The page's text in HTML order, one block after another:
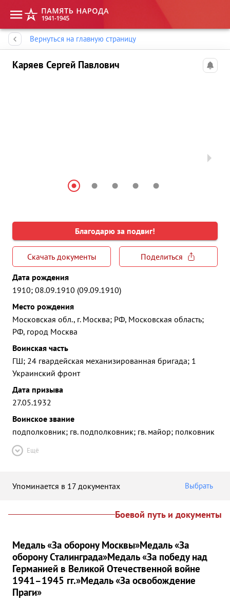
Вернуться на главную страницу
Каряев Сергей Павлович
Благодарю за подвиг!
Скачать документы
Поделиться
Дата рождения
1910; 08.09.1910 (09.09.1910)
Место рождения
Московская обл., г. Москва; РФ, Московская область;
РФ, город Москва
Воинская часть
ГШ; 24 гвардейская механизированная бригада; 1
Украинский фронт
Дата призыва
27.05.1932
Воинское звание
подполковник; гв. подполковник; гв. майор; полковник
Ещё
Упоминается в 17 документах Выбрать
Боевой путь и документы
Медаль «За оборону Москвы»Медаль «За
оборону Сталинграда»Медаль «За победу над
Германией в Великой Отечественной войне
1941–1945 гг.»Медаль «За освобождение
Праги»
Память народа